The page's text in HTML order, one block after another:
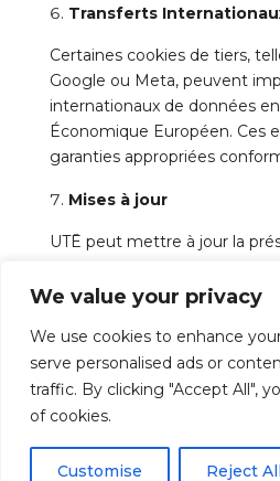
We value your privacy
We use cookies to enhance
serve personalised ads or
traffic. By clicking "Accept All",
of cookies.
Customise Reject All
Transferts
Certaines cookies de tiers,
Google ou Meta, peuvent
internationaux de données
Économique Européen. Ces
garanties appropriées
Mises à jour
UTĒ peut mettre à jour la
réglementaires ou techniques.
© UTĒ Makeup 2024